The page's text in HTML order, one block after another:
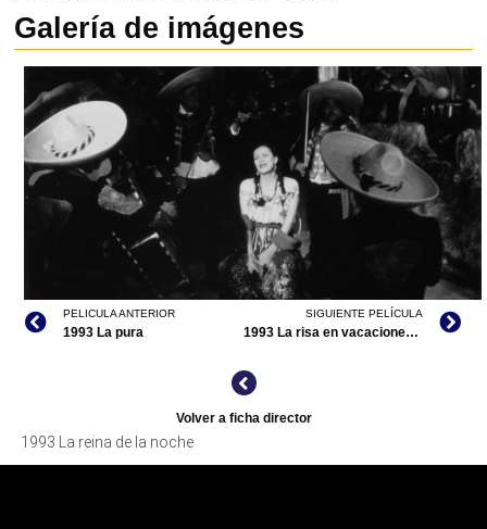
Galería de imágenes
LA REINA DE LA NOCHE, ARCHIVO CINETECA NACIONAL
PELICULA ANTERIOR
1993 La pura
SIGUIENTE PELÍCULA
1993 La risa en vacaciones 4
Volver a ficha director
1993 La reina de la noche